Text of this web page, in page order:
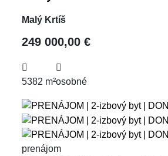
Malý Krtíš
249 000,00 €
5382 m²osobné
prenájom